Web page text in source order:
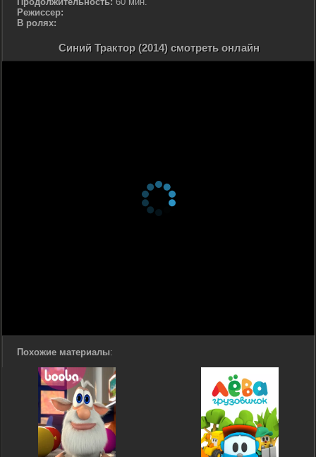
Режиссер:
В ролях:
Синий Трактор (2014) смотреть онлайн
Похожие материалы: